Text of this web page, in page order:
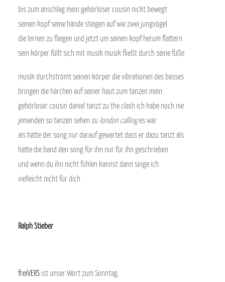
bis zum anschlag mein gehörloser cousin nickt bewegt
seinen kopf seine hände steigen auf wie zwei jungvögel
die lernen zu fliegen und jetzt um seinen kopf herum flattern
sein körper füllt sich mit musik musik fließt durch seine füße
musik durchströmt seinen körper die vibrationen des basses
bringen die härchen auf seiner haut zum tanzen mein
gehörloser cousin daniel tanzt zu the clash ich habe noch nie
jemanden so tanzen sehen zu london callinges war
als hätte der song nur darauf gewartet dass er dazu tanzt als
hätte die band den song für ihn nur für ihn geschrieben
und wenn du ihn nicht fühlen kannst dann singe ich
vielleicht nicht für dich
Ralph Stieber
freiVERS ist unser Wort zum Sonntag.